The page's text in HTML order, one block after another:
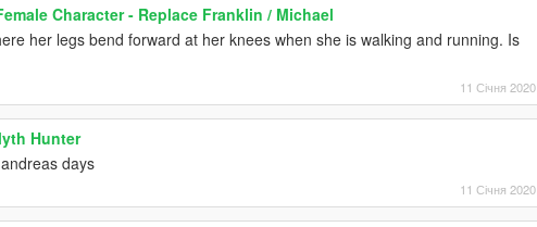
Character - Replace Franklin / Michael
her legs bend forward at her knees when she is walking and running. Is
11 Січня 2020
Hunter
days
11 Січня 2020